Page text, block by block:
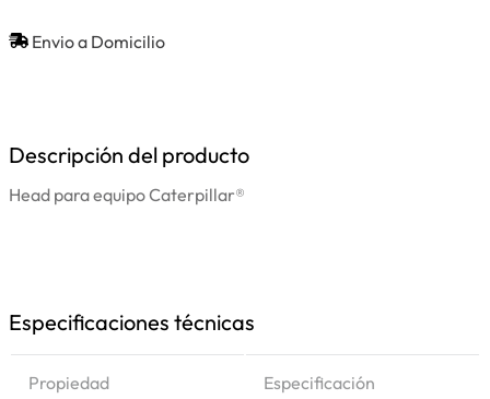
Envio a Domicilio
Descripción del producto
Head para equipo Caterpillar®
Especificaciones técnicas
Propiedad Especificación